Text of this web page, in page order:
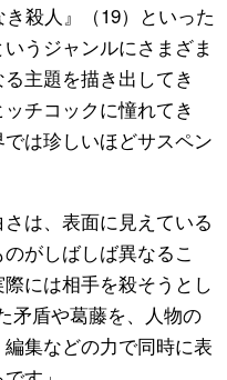
殺人』（19）といった
うジャンルにさまざま
主題を描き出してき
チコックに憧れてき
は珍しいほどサスペン
は、表面に見えている
がしばしば異なるこ
には相手を殺そうとし
矛盾や葛藤を、人物の
集などの力で同時に表